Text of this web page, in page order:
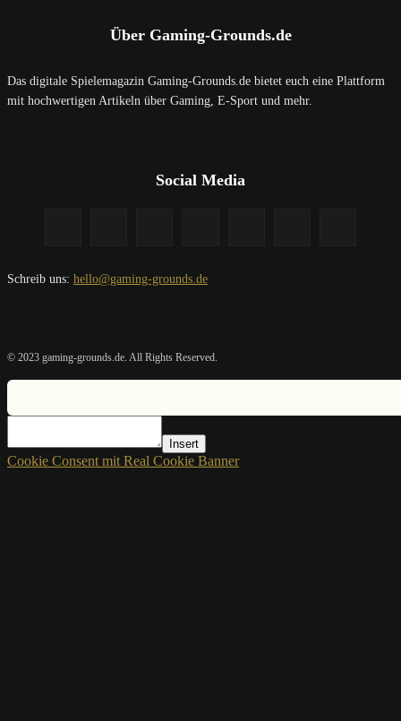
Über Gaming-Grounds.de
Das digitale Spielemagazin Gaming-Grounds.de bietet euch eine Plattform
mit hochwertigen Artikeln über Gaming, E-Sport und mehr.
Social Media
Schreib uns: hello@gaming-grounds.de
© 2023 gaming-grounds.de. All Rights Reserved.
Insert
Cookie Consent mit Real Cookie Banner